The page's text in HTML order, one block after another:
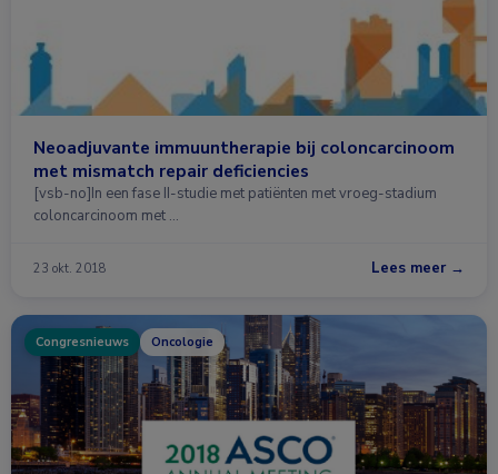
Neoadjuvante immuuntherapie bij coloncarcinoom
met mismatch repair deficiencies
[vsb-no]In een fase II-studie met patiënten met vroeg-stadium
coloncarcinoom met …
23 okt. 2018 Lees meer →
Congresnieuws Oncologie